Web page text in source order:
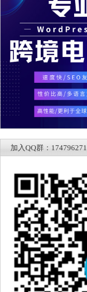
加入QQ群：174796271